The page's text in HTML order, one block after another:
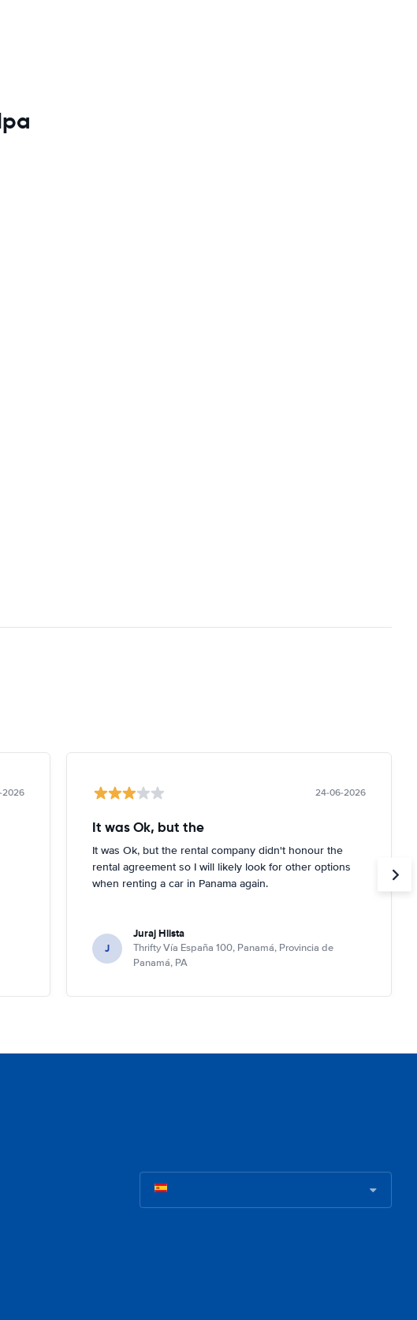
2026 24-06-2026
It was Ok, but the
It was Ok, but the rental company didn't honour the
rental agreement so I will likely look for other options
when renting a car in Panama again.
J
Juraj Hlista
Thrifty Vía España 100, Panamá, Provincia de
Panamá, PA